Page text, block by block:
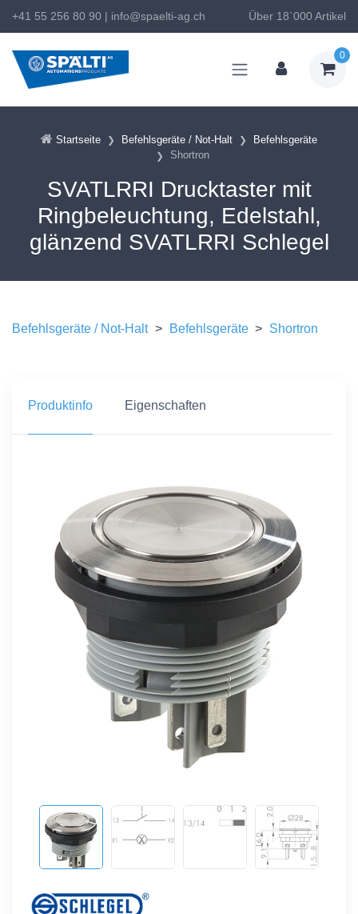
+41 55 256 80 90 | info@spaelti-ag.ch Über 18`000 Artikel
0
Startseite Befehlsgeräte / Not-Halt
Befehlsgeräte
Shortron
SVATLRRI Drucktaster mit
Ringbeleuchtung, Edelstahl,
glänzend SVATLRRI Schlegel
Befehlsgeräte / Not-Halt > Befehlsgeräte > Shortron
Produktinfo Eigenschaften